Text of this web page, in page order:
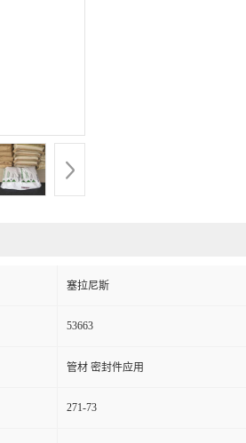
塞拉尼斯
53663
管材 密封件应用
271-73